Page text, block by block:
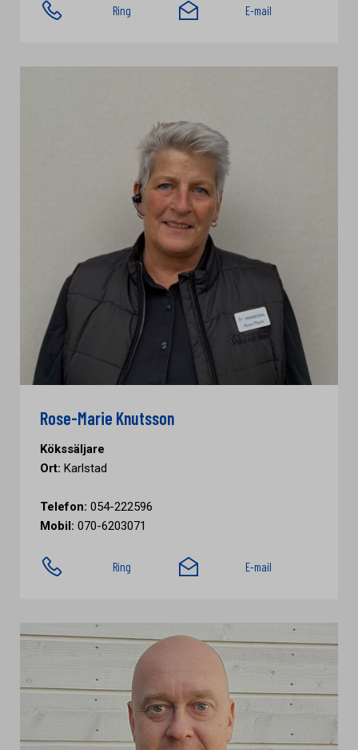
Ring E-mail
Rose-Marie Knutsson
Kökssäljare
Ort: Karlstad
Telefon: 054-222596
Mobil: 070-6203071
Ring E-mail